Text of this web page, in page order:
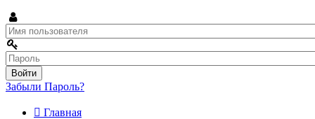
Забыли Пароль?
Главная